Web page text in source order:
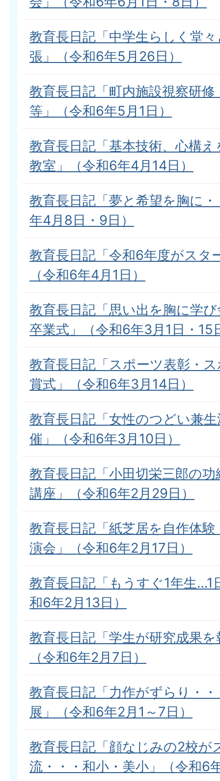
教育長日記「中学生らしく堂
張」（令和6年5月26日）
教育長日記「町内施設視察研
等」（令和6年5月1日）
教育長日記「基本技術、心構
教室」（令和6年4月14日）
教育長日記「夢と希望を胸に
年4月8日・9日）
教育長日記「令和6年度がスタ
（令和6年4月1日）
教育長日記「思い出を胸に学
卒業式」（令和6年3月1日・15
教育長日記「スポーツ表彰・
賞式」（令和6年3月14日）
教育長日記「女性のつどい兼
催」（令和6年3月10日）
教育長日記「小田切栄三郎の
講座」（令和6年2月29日）
教育長日記「紙芝居を自作体
演会」（令和6年2月17日）
教育長日記「もうすぐ1年生…1
和6年2月13日）
教育長日記「学生が研究成果
（令和6年2月7日）
教育長日記「力作がずらり・
展」（令和6年2月1～7日）
教育長日記「顔なじみの2校が
流・・・和小・美小」（令和6